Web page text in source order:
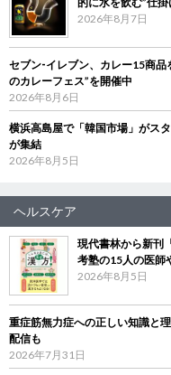
2026年8月7日
セブン‐イレブン、カレー15商
のカレーフェス”を開催中
2026年8月6日
横浜高島屋で「韓国市場」がス
が集結
2026年8月5日
ヘルスケア
現代書林から新刊
考塾の15人の医師
2026年8月5日
重症筋無力症への正しい知識と
配信も
2026年7月31日